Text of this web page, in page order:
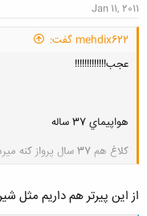
Jan 11, 2011
mehdix622 گفت:
عجب!!!!!!!!!!!!!
هواپيماي 37 ساله
كلاغ هم 37 سال پرواز كنه ميره پيش خدا درخواست بازنشستگي ميده
از این پیرتر هم داریم مثل